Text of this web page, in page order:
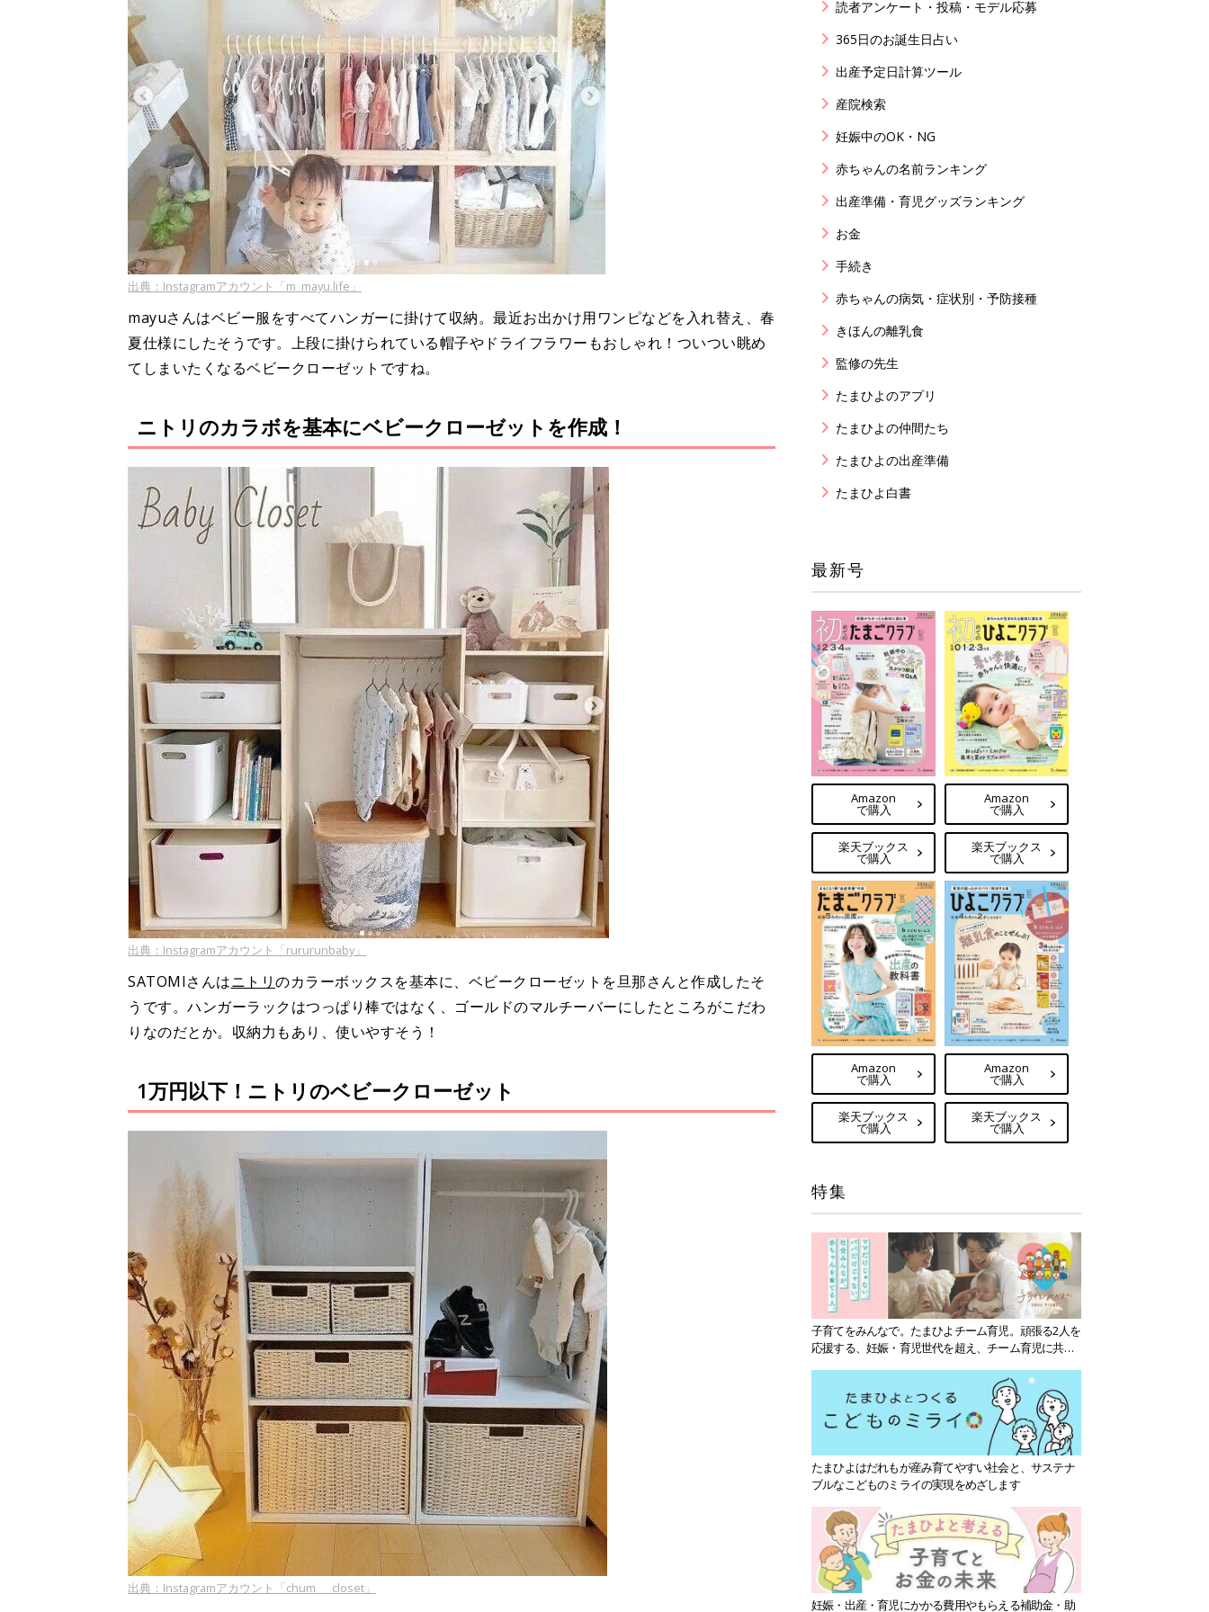
出典：Instagramアカウント「m_mayu.life」
mayuさんはベビー服をすべてハンガーに掛けて収納。最近お出かけ用ワンピなどを入れ替え、春
夏仕様にしたそうです。上段に掛けられている帽子やドライフラワーもおしゃれ！ついつい眺め
てしまいたくなるベビークローゼットですね。
ニトリのカラボを基本にベビークローゼットを作成！
出典：Instagramアカウント「rururunbaby」
SATOMIさんはニトリのカラーボックスを基本に、ベビークローゼットを旦那さんと作成したそ
うです。ハンガーラックはつっぱり棒ではなく、ゴールドのマルチーバーにしたところがこだわ
りなのだとか。収納力もあり、使いやすそう！
1万円以下！ニトリのベビークローゼット
出典：Instagramアカウント「chum___closet」
読者アンケート・投稿・モデル応募
365日のお誕生日占い
出産予定日計算ツール
産院検索
妊娠中のOK・NG
赤ちゃんの名前ランキング
出産準備・育児グッズランキング
お金
手続き
赤ちゃんの病気・症状別・予防接種
きほんの離乳食
監修の先生
たまひよのアプリ
たまひよの仲間たち
たまひよの出産準備
たまひよ白書
最新号
Amazon
で購入
楽天ブックス
で購入
Amazon
で購入
楽天ブックス
で購入
Amazon
で購入
楽天ブックス
で購入
Amazon
で購入
楽天ブックス
で購入
特集
子育てをみんなで。たまひよチーム育児。頑張る2人を
応援する、妊娠・育児世代を超え、チーム育児に共感
たまひよはだれもが産み育てやすい社会と、サステナ
ブルなこどものミライの実現をめざします
妊娠・出産・育児にかかる費用やもらえる補助金・助